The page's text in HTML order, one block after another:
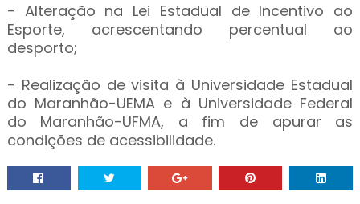
- Alteração na Lei Estadual de Incentivo ao
Esporte, acrescentando percentual ao
desporto;
- Realização de visita à Universidade Estadual
do Maranhão-UEMA e à Universidade Federal
do Maranhão-UFMA, a fim de apurar as
condições de acessibilidade.